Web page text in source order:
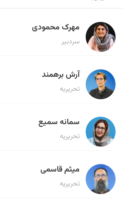
مهرک محمودی
سردبیر
آرش برهمند
تحریریه
سمانه سمیع
تحریریه
میثم قاسمی
تحریریه